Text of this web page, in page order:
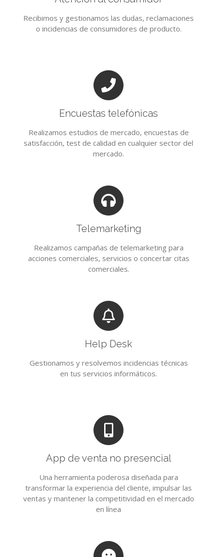
Recibimos y gestionamos las dudas, reclamaciones
o incidencias de consumidores de producto.
Encuestas telefónicas
Realizamos estudios de mercado, encuestas de
satisfacción, test de calidad en cualquier sector del
mercado.
Telemarketing
Realizamos campañas de telemarketing para
acciones comerciales, servicios o concertar citas
comerciales.
Help Desk
Gestionamos y resolvemos incidencias técnicas
en tus servicios informáticos.
App de venta no presencial
Una herramienta poderosa diseñada para
transformar la experiencia del cliente, impulsar las
ventas y mantener la competitividad en el mercado
en línea